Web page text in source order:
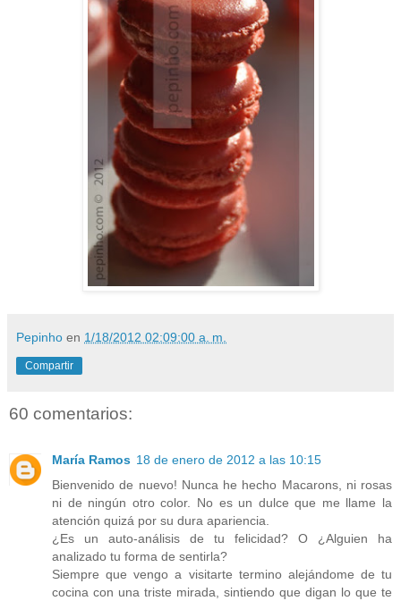
Pepinho en 1/18/2012 02:09:00 a. m.
Compartir
60 comentarios:
María Ramos 18 de enero de 2012 a las 10:15
Bienvenido de nuevo! Nunca he hecho Macarons, ni rosas
ni de ningún otro color. No es un dulce que me llame la
atención quizá por su dura apariencia.
¿Es un auto-análisis de tu felicidad? O ¿Alguien ha
analizado tu forma de sentirla?
Siempre que vengo a visitarte termino alejándome de tu
cocina con una triste mirada, sintiendo que digan lo que te